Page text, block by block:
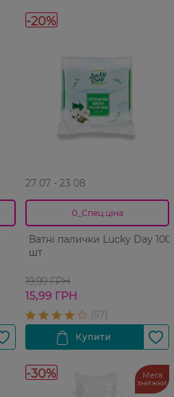
-20%
27 07 - 23 08
0_Спец.ціна
Ватні палички Lucky Day 100
шт
19,99 ГРН
15,99 ГРН
-30% Мега
знижки